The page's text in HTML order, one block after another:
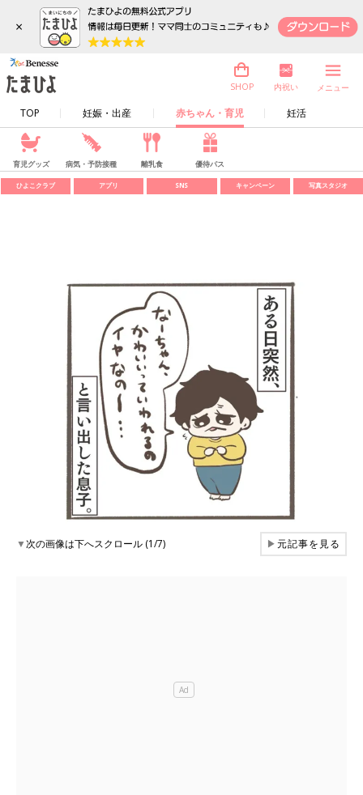
×
TOP 妊娠・出産 赤ちゃん・育児 妊活
SHOP 内祝い メニュー
育児グッズ 病気・予防接種 離乳食 優待パス
ひよこクラブ アプリ SNS キャンペーン 写真スタジオ
▼次の画像は下へスクロール (1/7) ▶元記事を見る